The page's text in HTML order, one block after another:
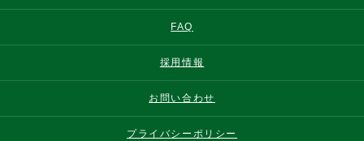
FAQ
採用情報
お問い合わせ
プライバシーポリシー